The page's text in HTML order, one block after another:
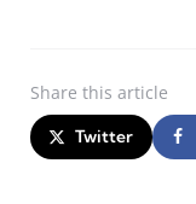
Share this article
Twitter